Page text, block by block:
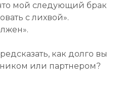
мой следующий брак
с лихвой».
как долго вы
или партнером?